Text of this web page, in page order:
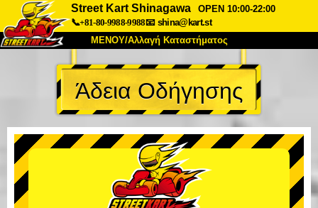
Street Kart Shinagawa
OPEN 10:00-22:00
📞+81-80-9988-9988📧 shina@kart.st
ΜΕΝΟΥ/Αλλαγή Καταστήματος
ΚΥΡΙΩΣ
Σχετικά Προδιαγραφές Τιμές
Συχνές Ερωτήσεις
Εταιρεία Κράτηση
Αλλαγή Καταστήματος
Τόκιο Σινάγαουα #1
Άδεια Οδήγησης